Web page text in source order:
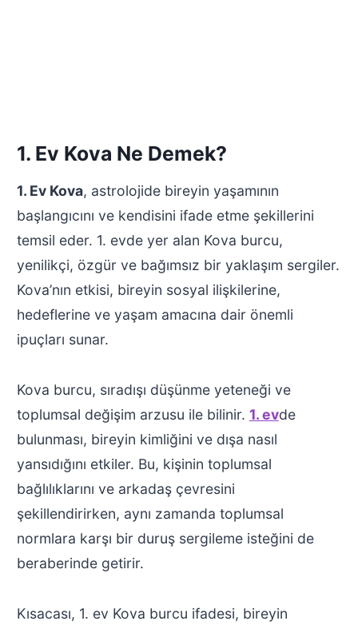
1. Ev Kova Ne Demek?
1. Ev Kova, astrolojide bireyin yaşamının
başlangıcını ve kendisini ifade etme şekillerini
temsil eder. 1. evde yer alan Kova burcu,
yenilikçi, özgür ve bağımsız bir yaklaşım sergiler.
Kova’nın etkisi, bireyin sosyal ilişkilerine,
hedeflerine ve yaşam amacına dair önemli
ipuçları sunar.
Kova burcu, sıradışı düşünme yeteneği ve
toplumsal değişim arzusu ile bilinir. 1. evde
bulunması, bireyin kimliğini ve dışa nasıl
yansıdığını etkiler. Bu, kişinin toplumsal
bağlılıklarını ve arkadaş çevresini
şekillendirirken, aynı zamanda toplumsal
normlara karşı bir duruş sergileme isteğini de
beraberinde getirir.
Kısacası, 1. ev Kova burcu ifadesi, bireyin